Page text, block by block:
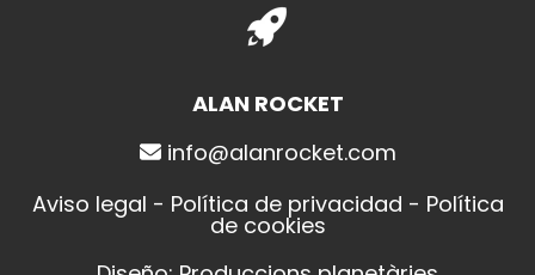
ALAN ROCKET
info@alanrocket.com
Aviso legal - Política de privacidad - Política
de cookies